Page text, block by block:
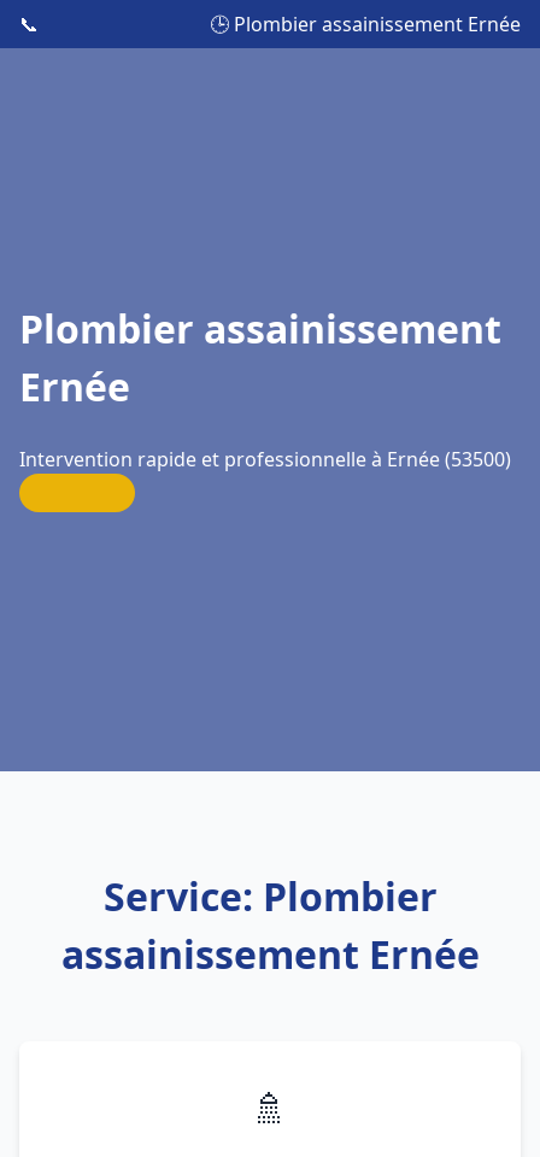
📞 🕒 Plombier assainissement Ernée
Plombier assainissement
Ernée
Intervention rapide et professionnelle à Ernée (53500)
Service: Plombier
assainissement Ernée
🚿